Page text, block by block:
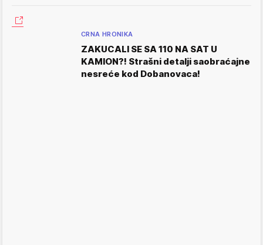
CRNA HRONIKA
ZAKUCALI SE SA 110 NA SAT U
KAMION?! Strašni detalji saobraćajne
nesreće kod Dobanovaca!